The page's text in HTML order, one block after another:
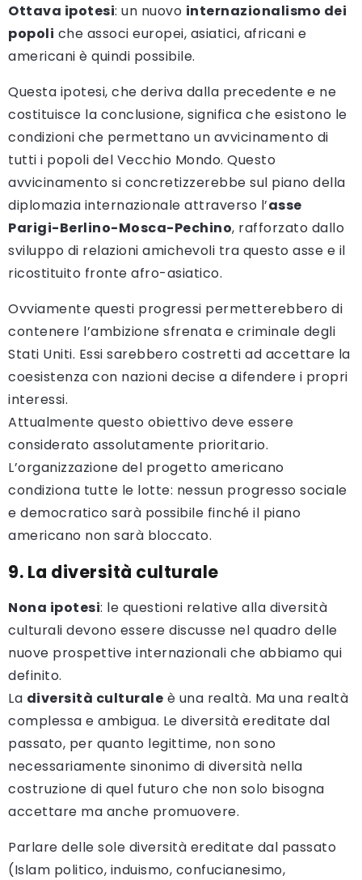
Ottava ipotesi: un nuovo internazionalismo dei
popoli che associ europei, asiatici, africani e
americani è quindi possibile.
Questa ipotesi, che deriva dalla precedente e ne
costituisce la conclusione, significa che esistono le
condizioni che permettano un avvicinamento di
tutti i popoli del Vecchio Mondo. Questo
avvicinamento si concretizzerebbe sul piano della
diplomazia internazionale attraverso l’asse
Parigi-Berlino-Mosca-Pechino, rafforzato dallo
sviluppo di relazioni amichevoli tra questo asse e il
ricostituito fronte afro-asiatico.
Ovviamente questi progressi permetterebbero di
contenere l’ambizione sfrenata e criminale degli
Stati Uniti. Essi sarebbero costretti ad accettare la
coesistenza con nazioni decise a difendere i propri
interessi.
Attualmente questo obiettivo deve essere
considerato assolutamente prioritario.
L’organizzazione del progetto americano
condiziona tutte le lotte: nessun progresso sociale
e democratico sarà possibile finché il piano
americano non sarà bloccato.
9. La diversità culturale
Nona ipotesi: le questioni relative alla diversità
culturali devono essere discusse nel quadro delle
nuove prospettive internazionali che abbiamo qui
definito.
La diversità culturale è una realtà. Ma una realtà
complessa e ambigua. Le diversità ereditate dal
passato, per quanto legittime, non sono
necessariamente sinonimo di diversità nella
costruzione di quel futuro che non solo bisogna
accettare ma anche promuovere.
Parlare delle sole diversità ereditate dal passato
(Islam politico, induismo, confucianesimo,